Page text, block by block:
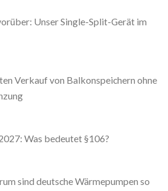
Unser Single-Split-Gerät im
Verkauf von Balkonspeichern ohne
Was bedeutet §106?
sind deutsche Wärmepumpen so